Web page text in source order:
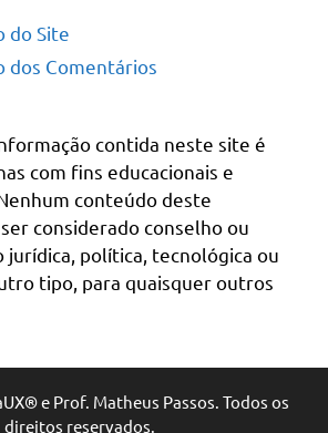
do Site
dos Comentários
contida neste site é
com fins educacionais e
conteúdo deste
considerado conselho ou
jurídica, política, tecnológica ou
tipo, para quaisquer outros
e Prof. Matheus Passos. Todos os
direitos reservados.